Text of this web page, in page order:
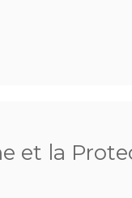
et la